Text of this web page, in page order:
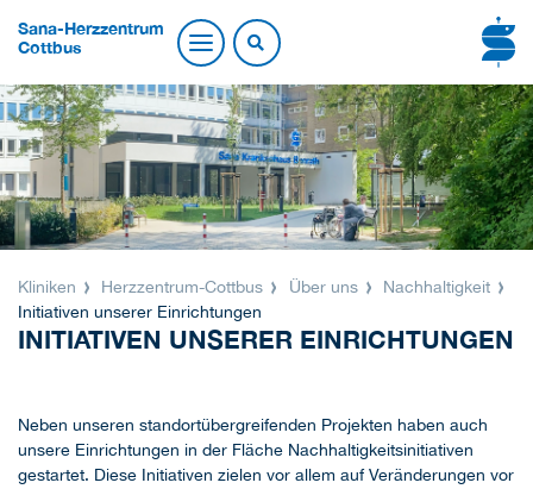
Sana-Herzzentrum
Cottbus
Kliniken Herzzentrum-Cottbus Über uns
Nachhaltigkeit
Initiativen unserer Einrichtungen
INITIATIVEN UNSERER EINRICHTUNGEN
Neben unseren standortübergreifenden Projekten haben auch
unsere Einrichtungen in der Fläche Nachhaltigkeitsinitiativen
gestartet. Diese Initiativen zielen vor allem auf Veränderungen vor